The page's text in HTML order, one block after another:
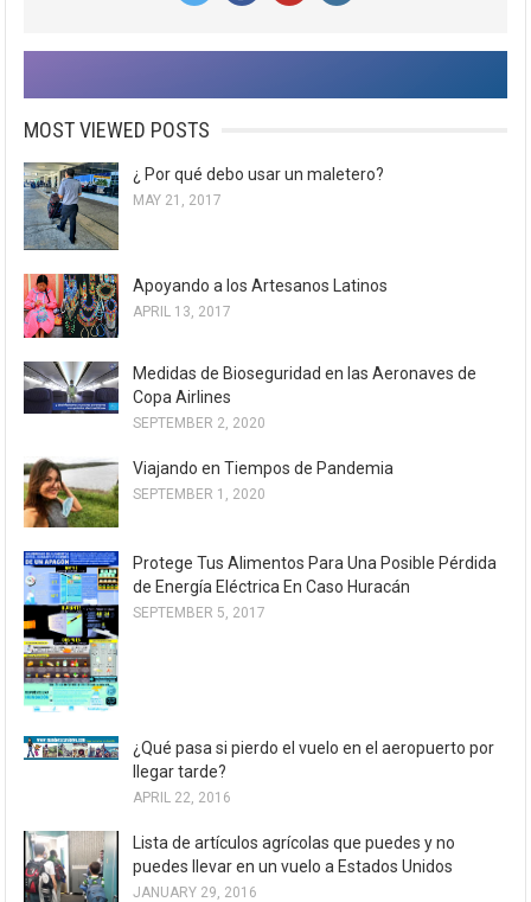
MOST VIEWED POSTS
¿ Por qué debo usar un maletero?
MAY 21, 2017
Apoyando a los Artesanos Latinos
APRIL 13, 2017
Medidas de Bioseguridad en las Aeronaves de
Copa Airlines
SEPTEMBER 2, 2020
Viajando en Tiempos de Pandemia
SEPTEMBER 1, 2020
Protege Tus Alimentos Para Una Posible Pérdida
de Energía Eléctrica En Caso Huracán
SEPTEMBER 5, 2017
¿Qué pasa si pierdo el vuelo en el aeropuerto por
llegar tarde?
APRIL 22, 2016
Lista de artículos agrícolas que puedes y no
puedes llevar en un vuelo a Estados Unidos
JANUARY 29, 2016